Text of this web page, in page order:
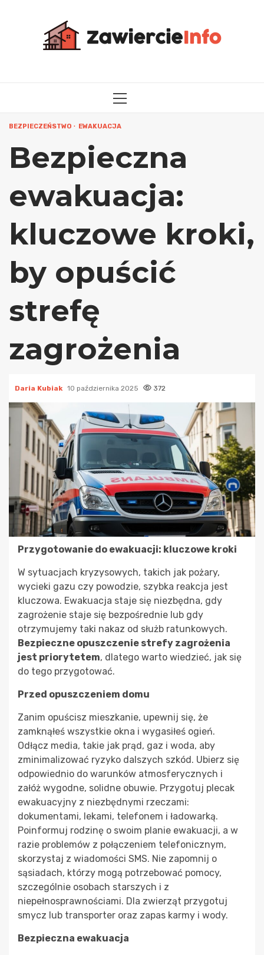
MENU
BEZPIECZEŃSTWO EWAKUACJA
Bezpieczna
ewakuacja:
kluczowe kroki,
by opuścić
strefę
zagrożenia
Daria Kubiak 10 października 2025 372
Przygotowanie do ewakuacji: kluczowe kroki
W sytuacjach kryzysowych, takich jak pożary,
wycieki gazu czy powodzie, szybka reakcja jest
kluczowa. Ewakuacja staje się niezbędna, gdy
zagrożenie staje się bezpośrednie lub gdy
otrzymujemy taki nakaz od służb ratunkowych.
Bezpieczne opuszczenie strefy zagrożenia
jest priorytetem, dlatego warto wiedzieć, jak się
do tego przygotować.
Przed opuszczeniem domu
Zanim opuścisz mieszkanie, upewnij się, że
zamknąłeś wszystkie okna i wygasiłeś ogień.
Odłącz media, takie jak prąd, gaz i woda, aby
zminimalizować ryzyko dalszych szkód. Ubierz się
odpowiednio do warunków atmosferycznych i
załóż wygodne, solidne obuwie. Przygotuj plecak
ewakuacyjny z niezbędnymi rzeczami:
dokumentami, lekami, telefonem i ładowarką.
Poinformuj rodzinę o swoim planie ewakuacji, a w
razie problemów z połączeniem telefonicznym,
skorzystaj z wiadomości SMS. Nie zapomnij o
sąsiadach, którzy mogą potrzebować pomocy,
szczególnie osobach starszych i z
niepełnosprawnościami. Dla zwierząt przygotuj
smycz lub transporter oraz zapas karmy i wody.
Bezpieczna ewakuacja